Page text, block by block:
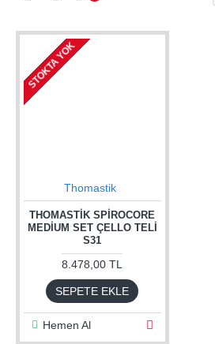
STOKTA YOK
Thomastik
THOMASTIK SPIROCORE
MEDIUM SET ÇELLO TELI
S31
8.478,00 TL
SEPETE EKLE
Hemen Al